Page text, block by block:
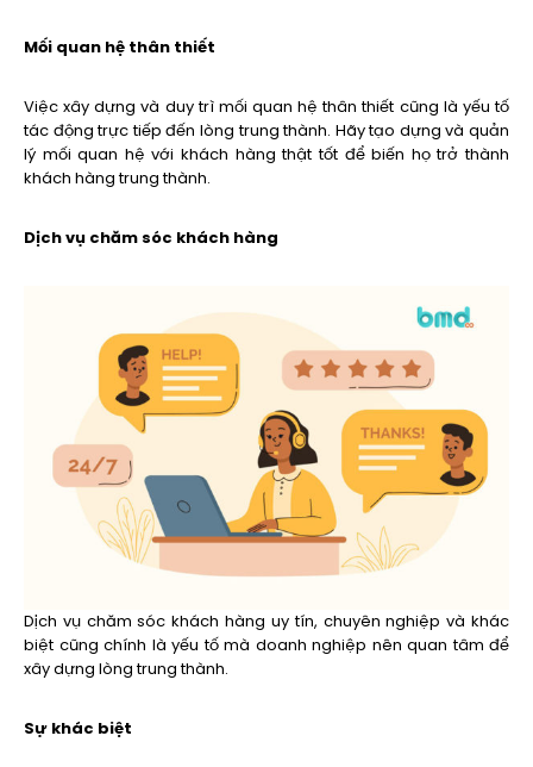
Mối quan hệ thân thiết
Việc xây dựng và duy trì mối quan hệ thân thiết cũng là yếu tố
tác động trực tiếp đến lòng trung thành. Hãy tạo dựng và quản
lý mối quan hệ với khách hàng thật tốt để biến họ trở thành
khách hàng trung thành.
Dịch vụ chăm sóc khách hàng
Dịch vụ chăm sóc khách hàng uy tín, chuyên nghiệp và khác
biệt cũng chính là yếu tố mà doanh nghiệp nên quan tâm để
xây dựng lòng trung thành.
Sự khác biệt